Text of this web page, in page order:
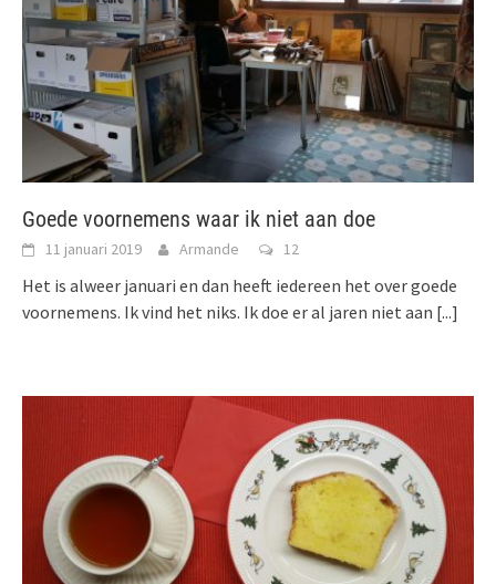
Goede voornemens waar ik niet aan doe
11 januari 2019 Armande 12
Het is alweer januari en dan heeft iedereen het over goede
voornemens. Ik vind het niks. Ik doe er al jaren niet aan [...]